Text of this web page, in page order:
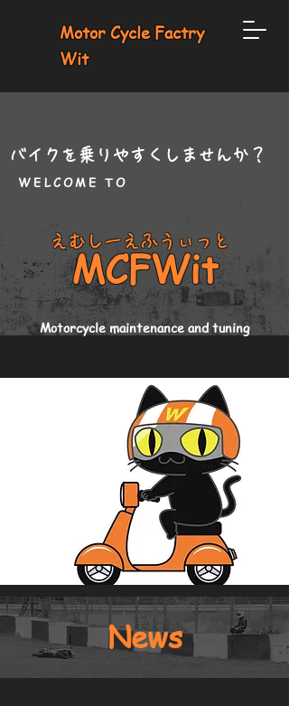
Motor Cycle Factry
Wit
バイクを乗りやすくしませんか？
WELCOME TO
えむしーえふうぃっと
MCFWit
Motorcycle maintenance and tuning
​News